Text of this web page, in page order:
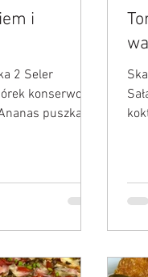
i
2 Seler
konserwowy
puszka